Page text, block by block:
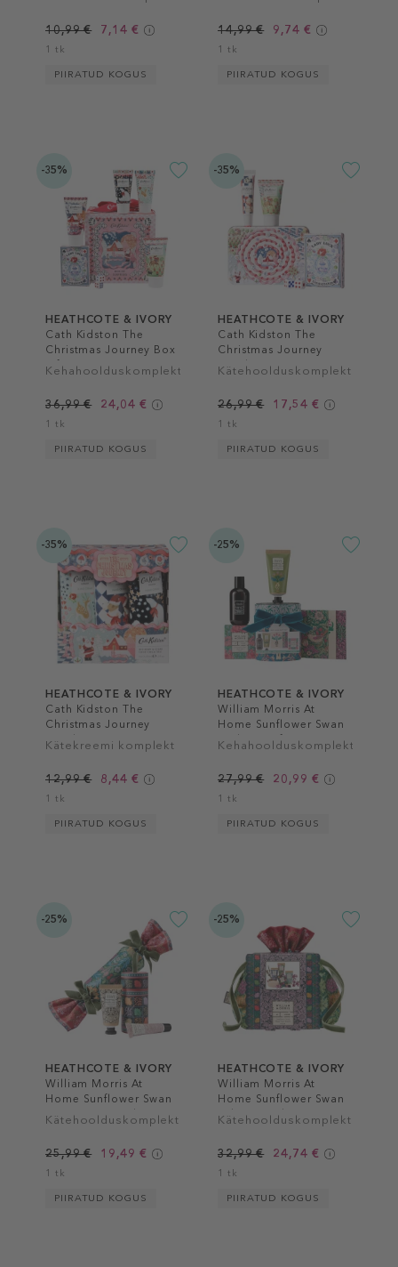
10,99 € 7,14 €
1 tk
PIIRATUD KOGUS
14,99 € 9,74 €
1 tk
PIIRATUD KOGUS
-35%
HEATHCOTE & IVORY
Cath Kidston The
Christmas Journey Box
Of Surprises
Kehahoolduskomplekt
36,99 € 24,04 €
1 tk
PIIRATUD KOGUS
-35%
HEATHCOTE & IVORY
Cath Kidston The
Christmas Journey
Hand, Lip & Games Tin
Kätehoolduskomplekt
26,99 € 17,54 €
1 tk
PIIRATUD KOGUS
-35%
HEATHCOTE & IVORY
Cath Kidston The
Christmas Journey
Hand Cream Trio
Kätekreemi komplekt
12,99 € 8,44 €
1 tk
PIIRATUD KOGUS
-25%
HEATHCOTE & IVORY
William Morris At
Home Sunflower Swan
Bathing Gift Set
Kehahoolduskomplekt
27,99 € 20,99 €
1 tk
PIIRATUD KOGUS
-25%
HEATHCOTE & IVORY
William Morris At
Home Sunflower Swan
Use & Reuse Fabric
Kätehoolduskomplekt
25,99 € 19,49 €
1 tk
PIIRATUD KOGUS
-25%
HEATHCOTE & IVORY
William Morris At
Home Sunflower Swan
Velvet Pouch
Kätehoolduskomplekt
32,99 € 24,74 €
1 tk
PIIRATUD KOGUS